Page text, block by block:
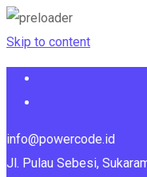
Skip to content
info@powercode.id
Jl. Pulau Sebesi,